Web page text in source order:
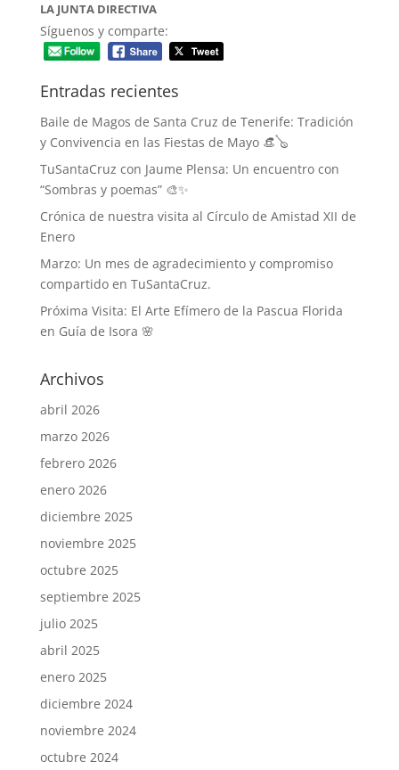
LA JUNTA DIRECTIVA
Síguenos y comparte:
Entradas recientes
Baile de Magos de Santa Cruz de Tenerife: Tradición
y Convivencia en las Fiestas de Mayo 👒🪕
TuSantaCruz con Jaume Plensa: Un encuentro con
“Sombras y poemas” 🎨✨
Crónica de nuestra visita al Círculo de Amistad XII de
Enero
Marzo: Un mes de agradecimiento y compromiso
compartido en TuSantaCruz.
Próxima Visita: El Arte Efímero de la Pascua Florida
en Guía de Isora 🌸
Archivos
abril 2026
marzo 2026
febrero 2026
enero 2026
diciembre 2025
noviembre 2025
octubre 2025
septiembre 2025
julio 2025
abril 2025
enero 2025
diciembre 2024
noviembre 2024
octubre 2024